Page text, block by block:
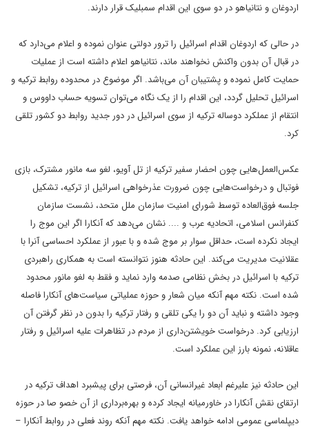
اردوغان و نتانیاهو در دو سوی این اقدام سمبلیک قرار دارند.
در حالی که اردوغان اقدام اسرائیل را ترور دولتی عنوان نموده و اعلام می‌دارد که
در قبال آن بدون واکنش نخواهند ماند، نتانیاهو اعلام داشته است از عملیات
حمایت کامل نموده و پشتیبان آن می‌باشد. اگر موضوع در محدوده روابط ترکیه و
اسرائیل تحلیل گردد، این اقدام را از یک نگاه می‌توان تسویه حساب داووس و
انتقام از عملکرد دوساله ترکیه از سوی اسرائیل در دور جدید روابط دو کشور تلقی
کرد.
عکس‌العمل‌هایی چون احضار سفیر ترکیه از تل آویو، لغو سه مانور مشترک، بازی
فوتبال و درخواست‌هایی چون ضرورت عذرخواهی اسرائیل از ترکیه، تشکیل
جلسه فوق‌العاده توسط شورای امنیت سازمان ملل متحد، نشست سازمان
کنفرانس اسلامی، اتحادیه عرب و .... نشان می‌دهد که آنکارا اگر این موج را
ایجاد نکرده است، حداقل سوار بر موج شده و با عبور از عملکرد احساسی آنرا با
عقلانیت مدیریت می‌کند. این حادثه هنوز نتوانسته است به همکاری راهبردی
ترکیه با اسرائیل در بخش نظامی صدمه وارد نماید و فقط به لغو مانور محدود
شده است. نکته مهم آنکه میان شعار و حوزه عملیاتی سیاست‌های آنکارا فاصله
وجود داشته و نباید آن دو را یکی تلقی و رفتار ترکیه را بدون در نظر گرفتن آن
ارزیابی کرد. درخواست خویشتن‌داری از مردم در تظاهرات علیه اسرائیل و رفتار
عاقلانه، نمونه بارز این عملکرد است.
این حادثه نیز علیرغم ابعاد غیرانسانی آن، فرصتی برای پیشبرد اهداف ترکیه در
ارتقای نقش آنکارا در خاورمیانه ایجاد کرده و بهره‌برداری از آن خصو صا در حوزه
دیپلماسی عمومی ادامه خواهد یافت. نکته مهم آنکه روند فعلی در روابط آنکارا –